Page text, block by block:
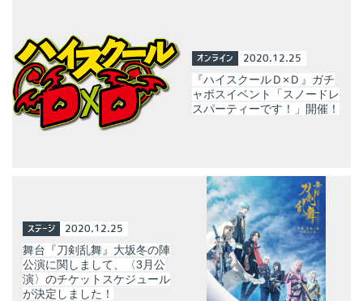
オンライン 2020.12.25
『ハイスクールＤ×Ｄ』ガチ
ャボスイベント「スノードレ
スパーティーです！」開催！
ステージ 2020.12.25
舞台『刀剣乱舞』大坂冬の陣
公演に関しまして、〈3月公
演〉のチケットスケジュール
が決定しました！